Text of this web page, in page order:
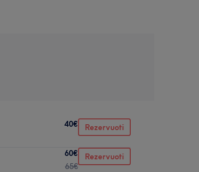
40€ Rezervuoti
60€
65€
Rezervuoti